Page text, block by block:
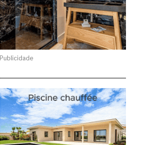
Publicidade